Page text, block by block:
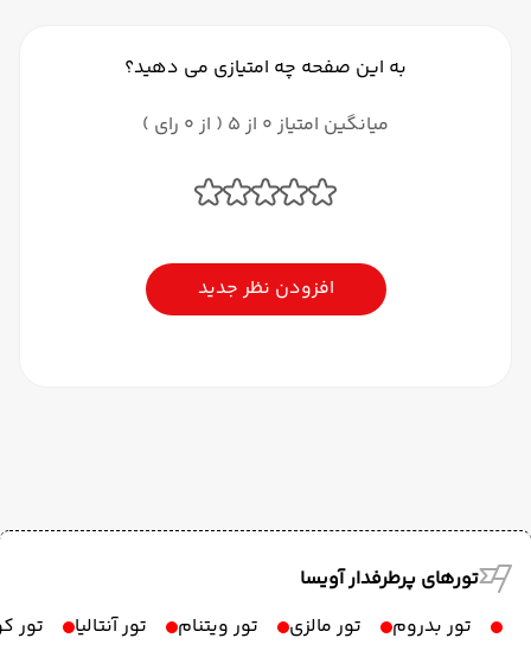
به این صفحه چه امتیازی می دهید؟
میانگین امتیاز 0 از 5 ( از 0 رای )
افزودن نظر جدید
تورهای پرطرفدار آویسا
تور بدروم
تور مالزی تور ویتنام تور آنتالیا
تور